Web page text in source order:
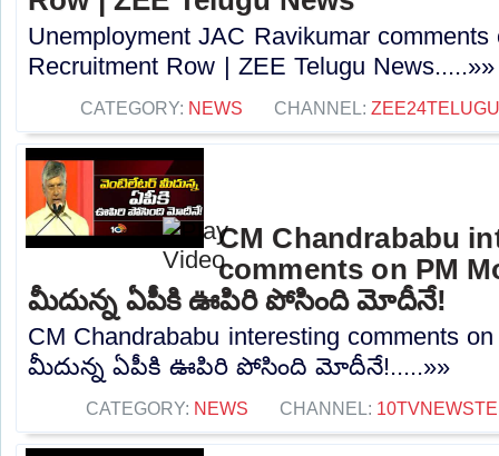
Unemployment JAC Ravikumar
Recruitment Row | ZEE Telugu News.....»»
CATEGORY: NEWS CHANNEL:
CM Chandrababu
comments on PM
మీదున్న ఏపీకి ఊపిరి పోసింది మోదీనే!
CM Chandrababu interesting comments
మీదున్న ఏపీకి ఊపిరి పోసింది మోదీనే!.....»»
CATEGORY: NEWS CHANNEL: